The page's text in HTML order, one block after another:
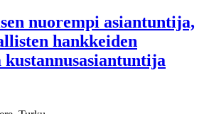
nuorempi asiantuntija,
hankkeiden